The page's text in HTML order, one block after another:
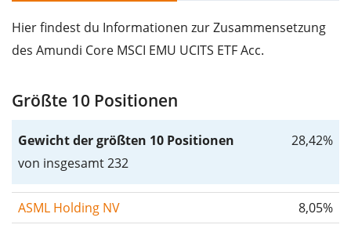
Hier findest du Informationen zur Zusammensetzung
des Amundi Core MSCI EMU UCITS ETF Acc.
Größte 10 Positionen
Gewicht der größten 10 Positionen
von insgesamt 232
28,42%
ASML Holding NV
8,05%